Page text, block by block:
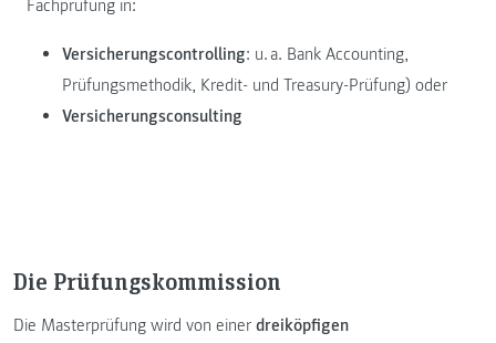
Fachprüfung in:
Versicherungscontrolling: u. a. Bank Accounting,
Prüfungsmethodik, Kredit- und Treasury-Prüfung) oder
Versicherungsconsulting
Die Prüfungskommission
Die Masterprüfung wird von einer dreiköpfigen